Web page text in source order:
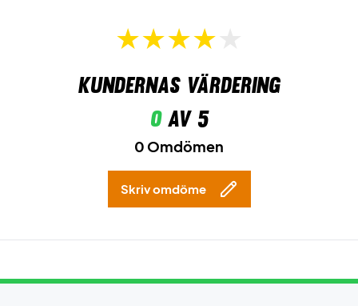
Kundernas värdering
0av 5
0 Omdömen
Skriv omdöme